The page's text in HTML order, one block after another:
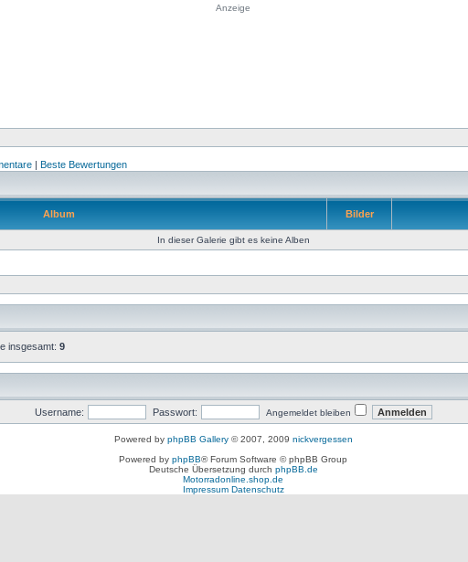
Anzeige
| Beste Bewertungen
Album Bilder
In dieser Galerie gibt es keine Alben
insgesamt: 9
Username: Passwort: Angemeldet bleiben
Powered by phpBB Gallery© 2007, 2009 nickvergessen
Powered by phpBB® Forum Software © phpBB Group
Deutsche Übersetzung durch phpBB.de
Motorradonline.shop.de
Impressum Datenschutz